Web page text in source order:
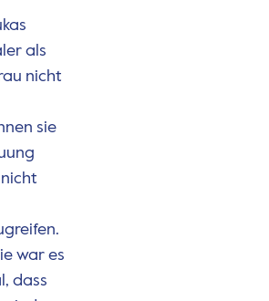
als
nicht
sie
nicht
war es
dass